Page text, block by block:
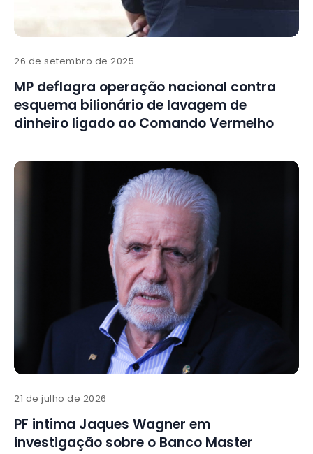
26 de setembro de 2025
MP deflagra operação nacional contra
esquema bilionário de lavagem de
dinheiro ligado ao Comando Vermelho
21 de julho de 2026
PF intima Jaques Wagner em
investigação sobre o Banco Master